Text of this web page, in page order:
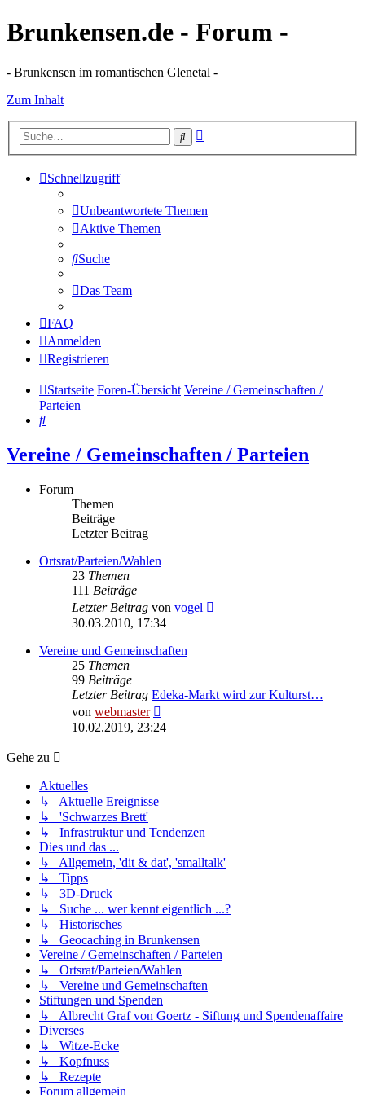
Brunkensen.de - Forum -
- Brunkensen im romantischen Glenetal -
Zum Inhalt
Suche
Schnellzugriff
Unbeantwortete Themen
Aktive Themen
Suche
Das Team
FAQ
Anmelden
Registrieren
Startseite Foren-Übersicht Vereine / Gemeinschaften /
Parteien
Suche
Vereine / Gemeinschaften / Parteien
Forum
Themen
Beiträge
Letzter Beitrag
Ortsrat/Parteien/Wahlen
23 Themen
111 Beiträge
Letzter Beitrag von vogel
30.03.2010, 17:34
Vereine und Gemeinschaften
25 Themen
99 Beiträge
Letzter Beitrag Edeka-Markt wird zur Kulturst…
von webmaster
Beitrag
10.02.2019, 23:24
Gehe zu
Aktuelles
↳ Aktuelle Ereignisse
↳ 'Schwarzes Brett'
↳ Infrastruktur und Tendenzen
Dies und das ...
↳ Allgemein, 'dit & dat', 'smalltalk'
↳ Tipps
↳ 3D-Druck
↳ Suche ... wer kennt eigentlich ...?
↳ Historisches
↳ Geocaching in Brunkensen
Vereine / Gemeinschaften / Parteien
↳ Ortsrat/Parteien/Wahlen
↳ Vereine und Gemeinschaften
Stiftungen und Spenden
↳ Albrecht Graf von Goertz - Siftung und Spendenaffaire
Diverses
↳ Witze-Ecke
↳ Kopfnuss
↳ Rezepte
Forum allgemein